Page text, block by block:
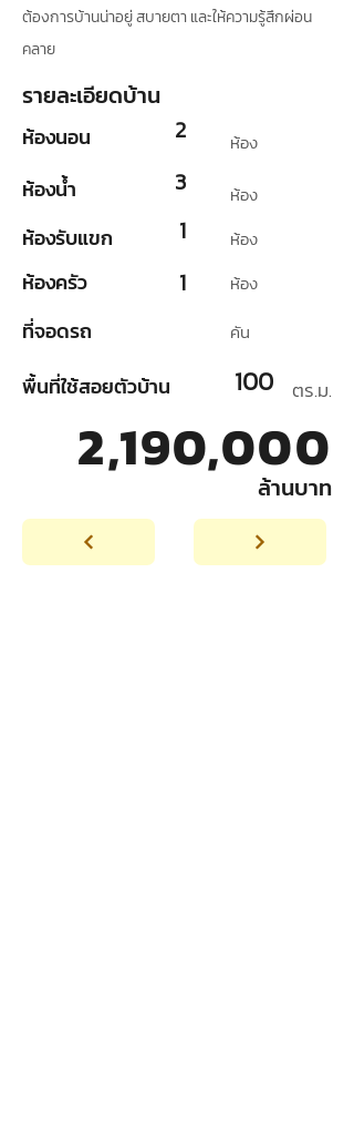
ต้องการบ้านน่าอยู่ สบายตา และให้ความรู้สึกผ่อน
คลาย
รายละเอียดบ้าน
ห้องนอน
ห้องน้ำ
ห้องรับแขก
ห้องครัว
ที่จอดรถ
2
3
1
1
ห้อง
ห้อง
ห้อง
ห้อง
คัน
พื้นที่ใช้สอยตัวบ้าน 100 ตร.ม.
2,190,000
ล้านบาท